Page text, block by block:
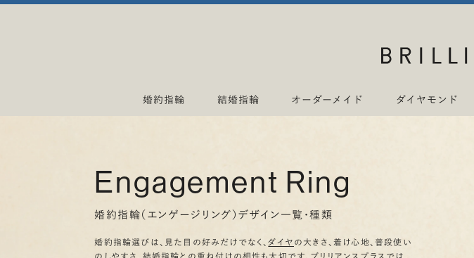
婚約指輪 結婚指輪 オーダーメイド ダイヤモンド
Engagement Ring
婚約指輪（エンゲージリング）デザイン一覧・種類
婚約指輪選びは、見た目の好みだけでなく、ダイヤ の大きさ、着け心地、普段使い